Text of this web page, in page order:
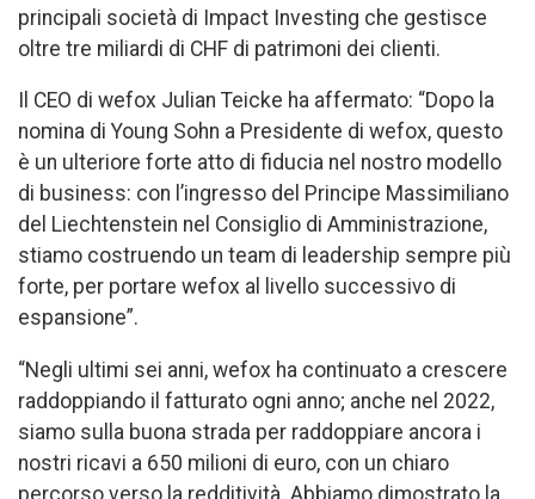
principali società di Impact Investing che gestisce
oltre tre miliardi di CHF di patrimoni dei clienti.
Il CEO di wefox Julian Teicke ha affermato: “Dopo la
nomina di Young Sohn a Presidente di wefox, questo
è un ulteriore forte atto di fiducia nel nostro modello
di business: con l’ingresso del Principe Massimiliano
del Liechtenstein nel Consiglio di Amministrazione,
stiamo costruendo un team di leadership sempre più
forte, per portare wefox al livello successivo di
espansione”.
“Negli ultimi sei anni, wefox ha continuato a crescere
raddoppiando il fatturato ogni anno; anche nel 2022,
siamo sulla buona strada per raddoppiare ancora i
nostri ricavi a 650 milioni di euro, con un chiaro
percorso verso la redditività. Abbiamo dimostrato la